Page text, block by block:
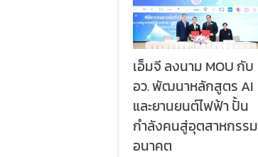
เอ็มจี ลงนาม MOU กับ
อว. พัฒนาหลักสูตร AI
และยานยนต์ไฟฟ้า ปั้น
กำลังคนสู่อุตสาหกรรม
อนาคต